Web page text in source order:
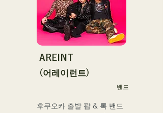
ラデサルサ、福岡ウィニン
グスピリッツのスタジアム
DJ、金鷲旗、山笠関連イベ
ント、地域イベント、
summit)、福岡市武道館オー
プニング記念イベント,結婚
す。
福岡を中心にブッキングラ
イブや路上ライブなど精力
的に活動を行っている。
2025年11月22日にはファー
催。
소설을 바탕으로 한 즐겁고
어딘가 애수있는 곡에 주목!
!
AREINT
(어레이런트)
밴드
후쿠오카 출발 팝 & 록 밴드